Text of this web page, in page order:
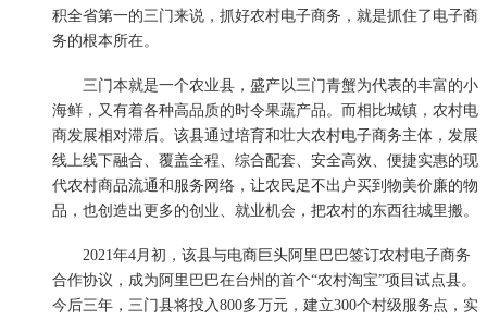
积全省第一的三门来说，抓好农村电子商务，就是抓住了电子商
务的根本所在。
三门本就是一个农业县，盛产以三门青蟹为代表的丰富的小
海鲜，又有着各种高品质的时令果蔬产品。而相比城镇，农村电
商发展相对滞后。该县通过培育和壮大农村电子商务主体，发展
线上线下融合、覆盖全程、综合配套、安全高效、便捷实惠的现
代农村商品流通和服务网络，让农民足不出户买到物美价廉的物
品，也创造出更多的创业、就业机会，把农村的东西往城里搬。
2021年4月初，该县与电商巨头阿里巴巴签订农村电子商务
合作协议，成为阿里巴巴在台州的首个“农村淘宝”项目试点县。
今后三年，三门县将投入800多万元，建立300个村级服务点，实